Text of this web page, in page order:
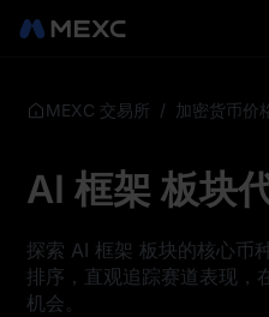
MEXC 交易所 / 加密货币价
AI 框架 板块
探索 AI 框架 板块的核心币
排序，直观追踪赛道表现，
机会。